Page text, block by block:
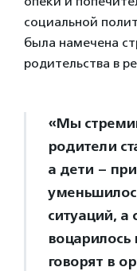
социальной
была намечена
родительства в
«Мы
родители
а дети –
ситуаций, а
говорят в